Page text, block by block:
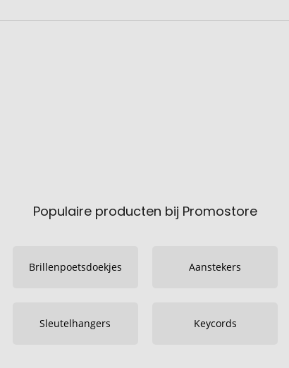
Populaire producten bij Promostore
Brillenpoetsdoekjes Aanstekers
Sleutelhangers Keycords